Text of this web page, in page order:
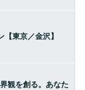
東京／金沢】
観を創る。あなた